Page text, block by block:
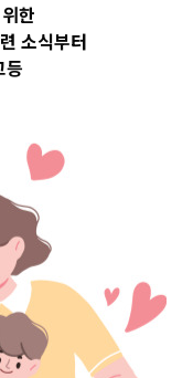
로
주간
2023-10-30
한
소식부터
등